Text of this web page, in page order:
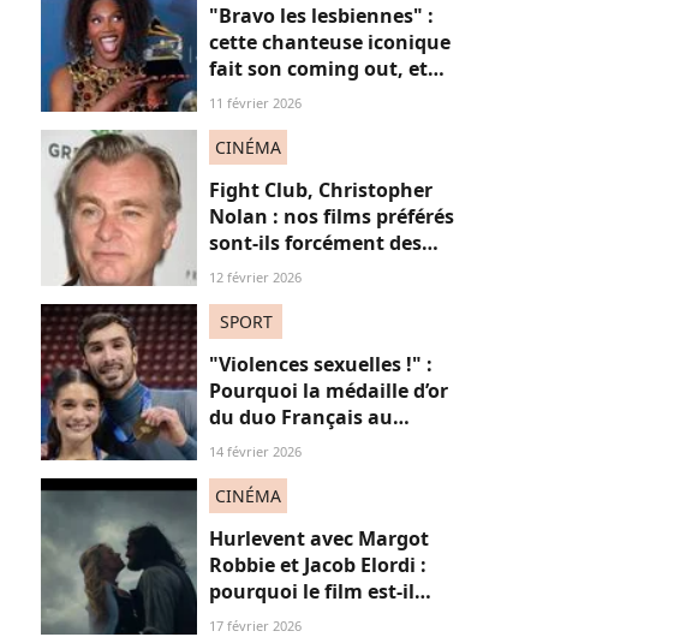
"Bravo les lesbiennes" :
cette chanteuse iconique
fait son coming out, et
non, on ne "s'en fout" pas
11 février 2026
CINÉMA
Fight Club, Christopher
Nolan : nos films préférés
sont-ils forcément des
"films de mecs" ? Et
problématique ?
12 février 2026
SPORT
"Violences sexuelles !" :
Pourquoi la médaille d’or
du duo Français au
patinage aux JO fait
14 février 2026
CINÉMA
Hurlevent avec Margot
Robbie et Jacob Elordi :
pourquoi le film est-il
accusé de
17 février 2026